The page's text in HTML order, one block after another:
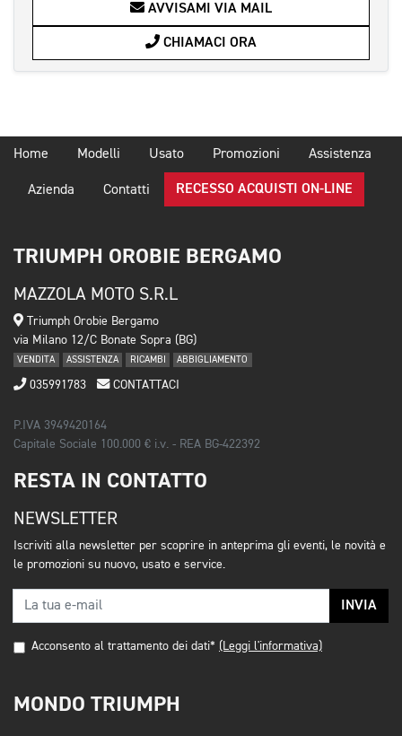
AVVISAMI VIA MAIL
CHIAMACI ORA
Home Modelli Usato Promozioni Assistenza
Azienda Contatti RECESSO ACQUISTI ON-LINE
TRIUMPH OROBIE BERGAMO
MAZZOLA MOTO S.R.L
Triumph Orobie Bergamo
via Milano 12/C Bonate Sopra (BG)
VENDITA ASSISTENZA RICAMBI ABBIGLIAMENTO
035991783 CONTATTACI
P.IVA 3949420164
Capitale Sociale 100.000 € i.v. - REA BG-422392
RESTA IN CONTATTO
NEWSLETTER
Iscriviti alla newsletter per scoprire in anteprima gli eventi, le novità e
le promozioni su nuovo, usato e service.
INVIA
Acconsento al trattamento dei dati* (Leggi l'informativa)
MONDO TRIUMPH